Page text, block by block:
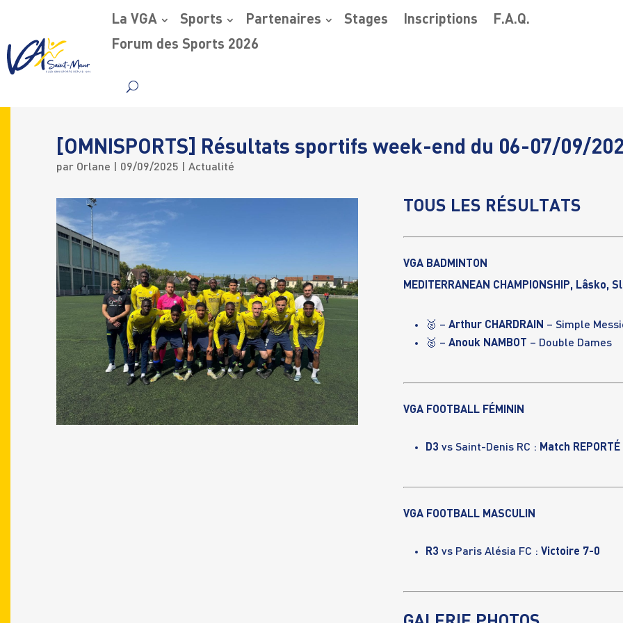
La VGA Sports Partenaires Stages Inscriptions
F.A.Q.
Forum des Sports 2026
[OMNISPORTS] Résultats sportifs week-end du 06-07/09/
par Orlane 09/09/2025 Actualité
TOUS LES RÉSULTATS
VGA BADMINTON
MEDITERRANEAN CHAMPIONSHIP, Lâsko,
🥈 – Arthur CHARDRAIN – Simple
🥈 – Anouk NAMBOT – Double Dames
VGA FOOTBALL FÉMININ
D3 vs Saint-Denis RC : Match REPORTÉ
VGA FOOTBALL MASCULIN
R3 vs Paris Alésia FC : Victoire 7-0